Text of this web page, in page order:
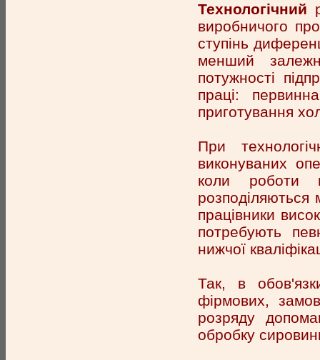
Технологічний
виробничого
ступінь
менший
потужності
праці:
приготування
При
виконуваних
коли роботи
розподіляються
працівники
потребують
нижчої
Так, в
фірмових,
розряду
обробку